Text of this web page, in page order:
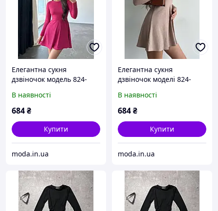
Елегантна сукня
дзвіночок модель 824-
кольорі - ідеальний вибір
для особливих подій!
В наявності
684₴
Купити
moda.in.ua
Елегантна сукня
дзвіночок моделі 824-
ідеальний вибір для
особливого вечора.
В наявності
684₴
Купити
moda.in.ua